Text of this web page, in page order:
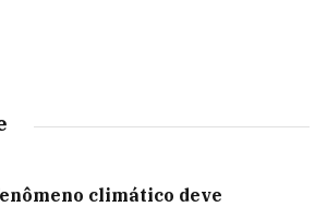
climático deve